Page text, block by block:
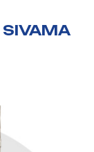
SIVAMA